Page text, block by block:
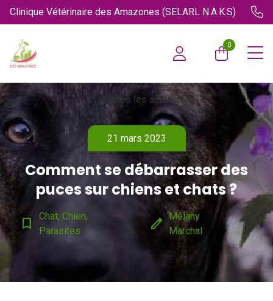
Clinique Vétérinaire des Amazones (SELARL N.A.K.S)
0
chevron_left Toutes les actualités
21 mars 2023
Comment se débarrasser des
puces sur chiens et chats ?
bookmark_border
Chat, Chien,
Parasites
edit Mélany
Marchal